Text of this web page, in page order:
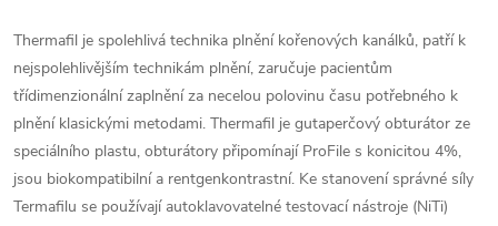
Thermafil je spolehlivá technika plnění kořenových kanálků, patří k
nejspolehlivějším technikám plnění, zaručuje pacientům
třídimenzionální zaplnění za necelou polovinu času potřebného k
plnění klasickými metodami. Thermafil je gutaperčový obturátor ze
speciálního plastu, obturátory připomínají ProFile s konicitou 4%,
jsou biokompatibilní a rentgenkontrastní. Ke stanovení správné síly
Termafilu se používají autoklavovatelné testovací nástroje (NiTi)